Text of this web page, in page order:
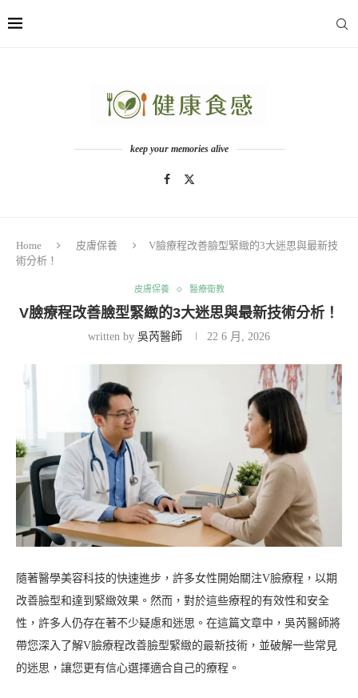
keep your memories alive
Home 皮膚保養
V臉療程改善臉型緊緻的3大迷思與最新技
術分析！
皮膚保養 醫療衛教
V臉療程改善臉型緊緻的3大迷思與最新技術分析！
written by 吳芮醫師 22 6 月, 2026
隨著醫學美容科技的快速進步，許多女性開始關注V臉療程，以期
改善臉型和達到緊緻效果。然而，對於這些療程的有效性和安全
性，許多人仍存在著不少疑慮和迷思。在這篇文章中，吳芮醫師將
帶您深入了解V臉療程改善臉型緊緻的最新技術，並破解一些常見
的迷思，讓您更有信心選擇適合自己的療程。